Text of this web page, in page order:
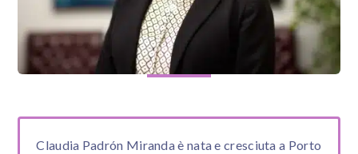
Claudia Padrón Miranda è nata e cresciuta a Porto